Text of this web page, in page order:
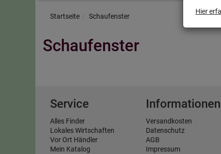
Startseite Schaufenster
Schaufenster
Service
Alles Finder
Lokales Wirtschaften
Vor Ort Händler
Mein Katalog
Informationen
Versandkosten
Datenschutz
AGB
Impressum
Hier